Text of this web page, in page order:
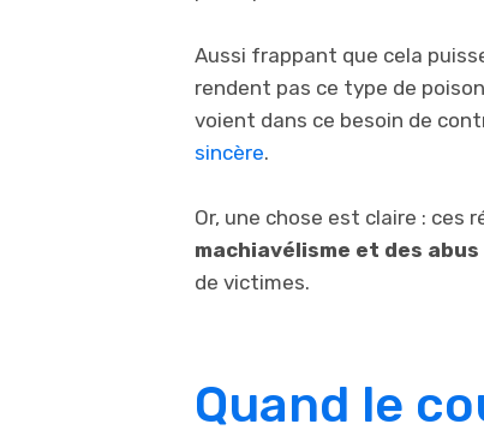
Aussi frappant que cela
rendent pas ce type de
voient dans ce besoin de
sincère.
Or, une chose est claire : ces
machiavélisme et des
de victimes.
Quand le